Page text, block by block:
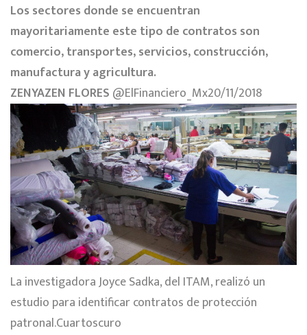
Los sectores donde se encuentran
mayoritariamente este tipo de contratos son
comercio, transportes, servicios, construcción,
manufactura y agricultura.
ZENYAZEN FLORES @ElFinanciero_Mx20/11/2018
La investigadora Joyce Sadka, del ITAM, realizó un
estudio para identificar contratos de protección
patronal.Cuartoscuro